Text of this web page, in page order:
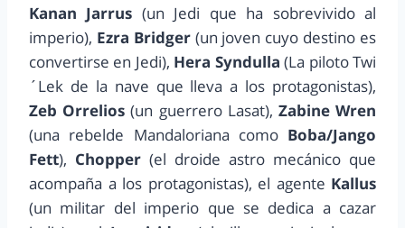
Kanan Jarrus (un Jedi que ha sobrevivido al
imperio), Ezra Bridger(un joven cuyo destino es
convertirse en Jedi), Hera Syndulla (La piloto Twi
´Lek de la nave que lleva a los protagonistas),
Zeb Orrelios (un guerrero Lasat), Zabine Wren
(una rebelde Mandaloriana como Boba/Jango
Fett), Chopper (el droide astro mecánico que
acompaña a los protagonistas), el agente Kallus
(un militar del imperio que se dedica a cazar